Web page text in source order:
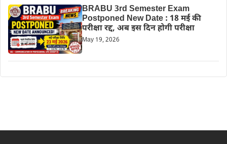
BRABU 3rd Semester Exam
Postponed New Date : 18 मई की
परीक्षा रद्द, अब इस दिन होगी परीक्षा
May 19, 2026